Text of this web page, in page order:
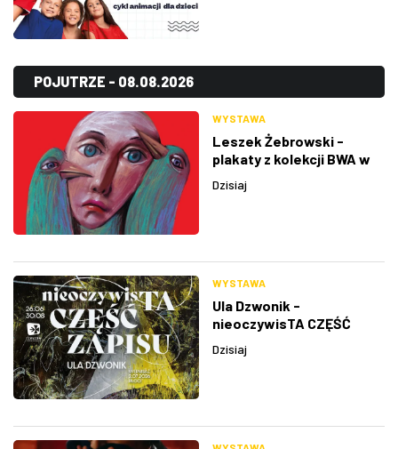
POJUTRZE - 08.08.2026
WYSTAWA
Leszek Żebrowski -
plakaty z kolekcji BWA w
Dzisiaj
WYSTAWA
Ula Dzwonik -
nieoczywisTA CZĘŚĆ
Dzisiaj